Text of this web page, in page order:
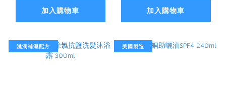
加入購物車 加入購物車
滋潤補濕配方 美國製造